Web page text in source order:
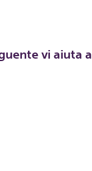
vi aiuta